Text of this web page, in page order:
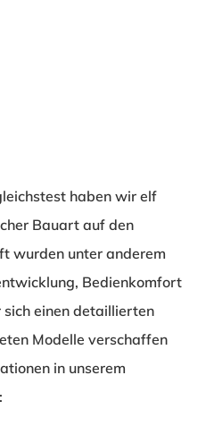
haben wir elf
Bauart auf den
wurden unter anderem
Bedienkomfort
sich einen detaillierten
Modelle verschaffen
in unserem